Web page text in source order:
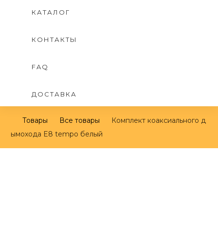
КАТАЛОГ
КОНТАКТЫ
FAQ
ДОСТАВКА
Товары Все товары
Комплект коаксиального д
ымохода E8 tempo белый